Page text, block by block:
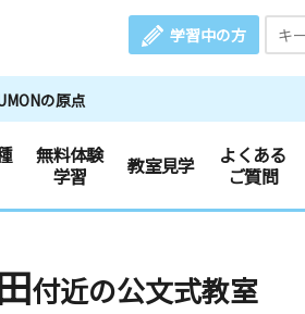
学習中の方
の原点
無料体験
学習
教室見学
よくある
ご質問
付近の公文式教室